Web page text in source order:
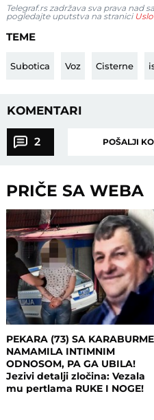
Telegraf.rs zadržava sva prava nad
pogledajte uputstva na stranici
TEME
Subotica Voz Cisterne
KOMENTARI
2 POŠALJI
PRIČE SA WEBA
PEKARA (73) SA KARABURME
NAMAMILA INTIMNIM
ODNOSOM, PA GA UBILA!
Jezivi detalji zločina: Vezala
mu pertlama RUKE I NOGE!